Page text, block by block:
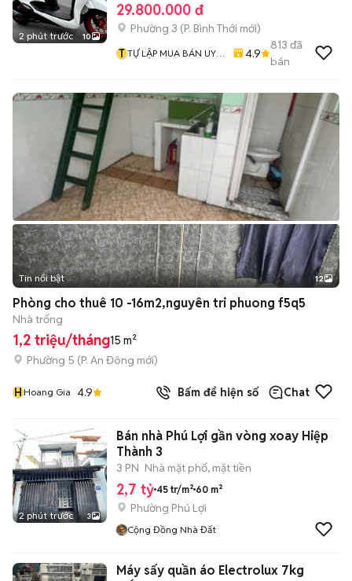
2 phút trước 10
29.800.000 đ
Phường 3 (P. Bình Thới mới)
T TỰ LẬP MUA BÁN UY
4.9
813 đã
bán
+2
Tin nổi bật 12
Phòng cho thuê 10 -16m2,nguyên tri phuong f5q5
Nhà trống
1,2 triệu/tháng15 m²
Phường 5 (P. An Đông mới)
HHoang Gia 4.9 Bấm để hiện số Chat
2 phút trước 3
Bán nhà Phú Lợi gần vòng xoay Hiệp
Thành 3
3 PN Nhà mặt phố, mặt tiền
2,7 tỷ 45 tr/m² 60 m²
Phường Phú Lợi
Cộng Đồng Nhà Đất
Máy sấy quần áo Electrolux 7kg